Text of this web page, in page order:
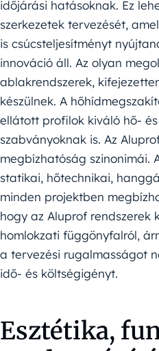
időjárási hatásoknak. Ez
szerkezetek tervezését,
is csúcsteljesítményt
innováció áll. Az olyan
ablakrendszerek,
készülnek. A
ellátott profilok kiváló hő-
szabványoknak is. Az
megbízhatóság szinonimái.
statikai, hőtechnikai,
minden projektben
hogy az Aluprof rendszerek
homlokzati függönyfalról,
a tervezési rugalmasságot
idő- és költségigényt.
Esztétika,